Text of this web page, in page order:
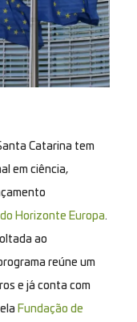
Catarina tem
em ciência,
Horizonte Europa.
ao
reúne um
e já conta com
Fundação de